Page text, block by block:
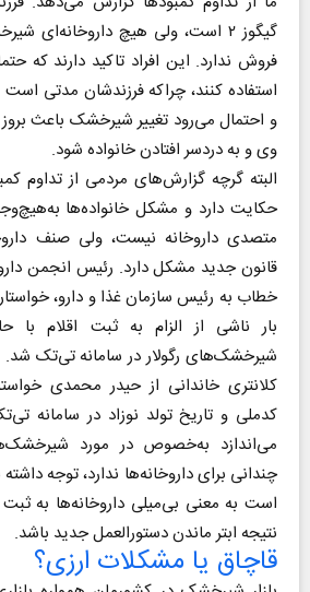
گیگوز ۲ است، ولی هیچ داروخانه‌ای
فروش ندارد. این افراد تاکید دارند که
استفاده کنند، چرا‌که فرزندشان مدتی است
و احتمال می‌رود تغییر شیرخشک باعث
وی و به دردسر افتادن خانواده شود.
البته گرچه گزارش‌های مردمی از تداوم
حکایت دارد و مشکل خانواده‌ها
متصدی داروخانه نیست، ولی صنف
قانون جدید مشکل دارد. رئیس انجمن
خطاب به رئیس سازمان غذا و دارو،
بار ناشی از الزام به ثبت اقلام
شیرخشک‌های رگولار در سامانه تی‌تک شد.
کلانتری خاندانی از حیدر محمدی
کدملی و تاریخ تولد نوزاد در سامانه
می‌اندازد به‌خصوص در مورد
چندانی برای داروخانه‌ها ندارد، توجه
است به معنی بی‌میلی داروخانه‌ها به
نتیجه ابتر ماندن دستورالعمل جدید باشد.
قاچاق یا مشکلات ارزی؟